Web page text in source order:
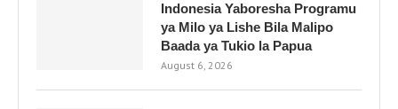
Indonesia Yaboresha Programu
ya Milo ya Lishe Bila Malipo
Baada ya Tukio la Papua
August 6, 2026